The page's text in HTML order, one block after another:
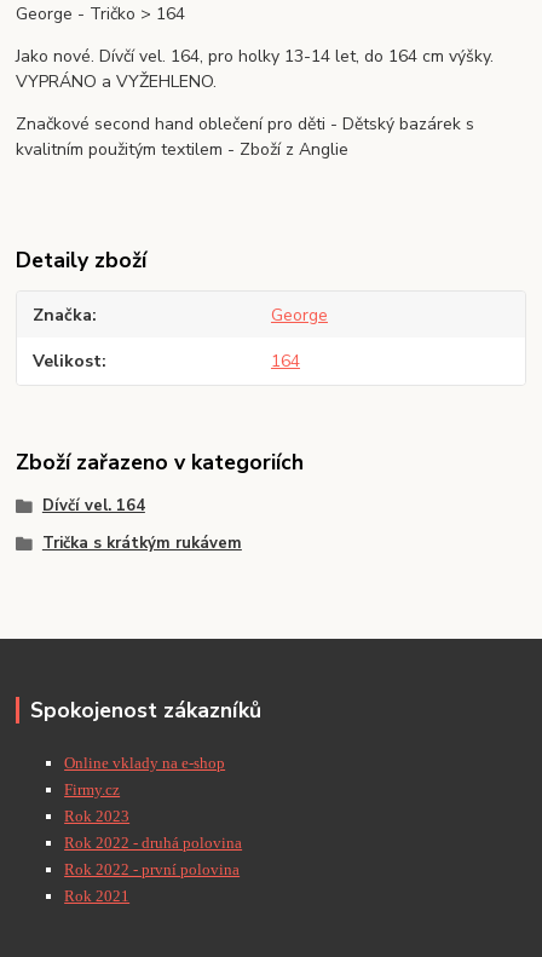
George - Tričko > 164
Jako nové. Dívčí vel. 164, pro holky 13-14 let, do 164 cm výšky.
VYPRÁNO a VYŽEHLENO.
Značkové second hand oblečení pro děti - Dětský bazárek s
kvalitním použitým textilem - Zboží z Anglie
Detaily zboží
Značka George
Velikost 164
Zboží zařazeno v kategoriích
Dívčí vel. 164
Trička s krátkým rukávem
Spokojenost zákazníků
Online vklady na e-shop
Firmy.cz
Rok 2023
Rok 2022 - druhá polovina
Rok 2022 - první polovina
Rok 2021